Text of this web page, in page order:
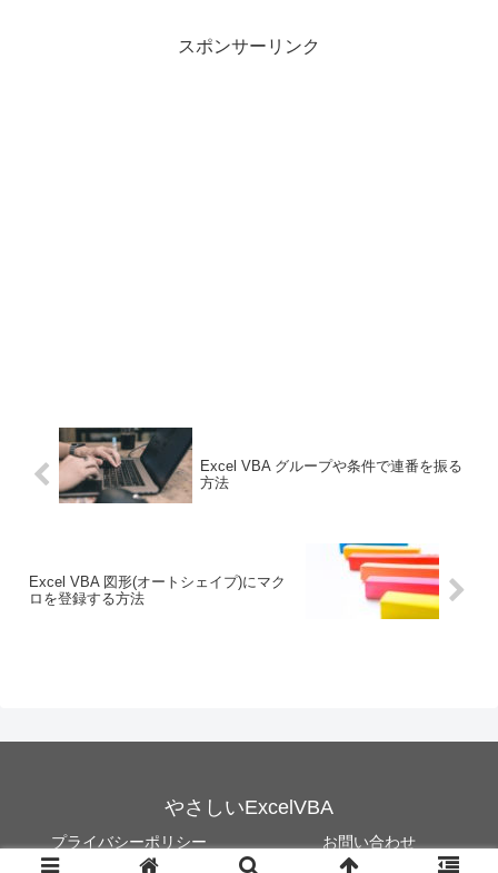
スポンサーリンク
Excel VBA グループや条件で連番を振る
方法
Excel VBA 図形(オートシェイプ)にマク
ロを登録する方法
やさしいExcelVBA
プライバシーポリシー お問い合わせ